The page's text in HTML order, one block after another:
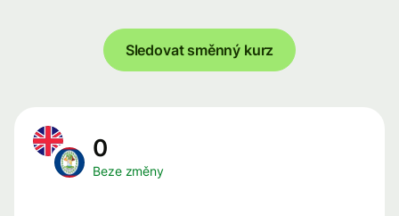
Sledovat směnný kurz
0
Beze změny